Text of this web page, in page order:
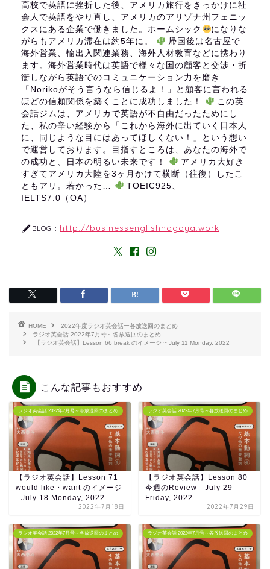
高校で英語に挫折した後、アメリカ旅行をきっかけに社
会人で英語をやり直し、アメリカのアリゾナ州フェニッ
クスにある企業で働きました。ホームシック
になりな
がらもアメリカ滞在は約5年に。
帰国後は名古屋で
海外営業、輸出入関連業務、海外人材教育などに携わり
ます。海外営業時代は英語で様々な国の顧客と交渉・折
衝しながら英語でのコミュニケーション力を磨き…
「Norikoがそう言うなら信じるよ！」と顧客に言われる
ほどの信頼関係を築くことに成功しました！
この英
会話ジムは、アメリカで英語が不自由だったためにし
た、私の辛い経験から「これから海外に出ていく日本人
に、同じような目にはあってほしくない！」という想い
で運営しております。目指すところは、あなたの海外で
の成功と、日本の明るい未来です！
アメリカ大好き
すぎてアメリカ大陸を3ヶ月かけて横断（往復）したこ
ともアリ。若かった…
TOEIC925、
IELTS7.0（OA）
BLOG： http://businessenglishnagoya.work
HOME
2022年度ラジオ英会話ー各放送回のまとめ
ラジオ英会話 2022年7月号～各放送回のまとめ
【ラジオ英会話】Lesson 66 break のイメージ ~ July 11 Monday, 2022
こんな記事もおすすめ
ラジオ英会話 2022年7月号～各放送回のまとめ
【ラジオ英会話】Lesson 71
would like・want のイメージ
- July 18 Monday, 2022
2022年7月18日
ラジオ英会話 2022年7月号～各放送回のまとめ
【ラジオ英会話】Lesson 80
今週のReview - July 29
Friday, 2022
2022年7月29日
ラジオ英会話 2022年7月号～各放送回のまとめ ラジオ英会話 2022年7月号～各放送回のまとめ